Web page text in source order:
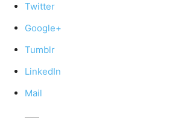
Twitter
Google+
Tumblr
LinkedIn
Mail